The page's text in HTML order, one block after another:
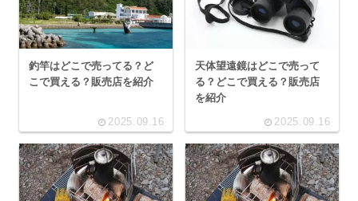
釣竿はどこで売ってる？ど
こで買える？販売店を紹介
2025.09.16
天体望遠鏡はどこで売って
る？どこで買える？販売店
を紹介
2025.09.16